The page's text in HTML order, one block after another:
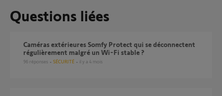
Questions liées
Caméras extérieures Somfy Protect qui se déconnectent
régulièrement malgré un Wi-Fi stable ?
96 réponses SÉCURITÉ il y a 4 mois